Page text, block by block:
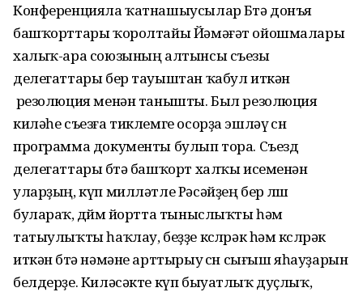
Конференцияла ҡатнашыусылар Бөтә донъя
башҡорттары ҡоролтайы Йәмәғәт ойошмалары
халыҡ-ара союзының алтынсы съезы
делегаттары бер тауыштан ҡабул иткән
резолюция менән танышты. Был резолюция
киләһе съезға тиклемге осорҙа эшләү өсөн
программа документы булып тора. Съезд
делегаттары бөтә башҡорт халҡы исеменән
уларҙың, күп милләтле Рәсәйҙең бер өлөшө
булараҡ, дөйөм йортта тыныслыҡты һәм
татыулыҡты һаҡлау, беҙҙе көслөрәк һәм көслөрәк
иткән бөтә нәмәне арттырыу өсөн сығыш яһауҙарын
белдерҙе. Киләсәкте күп быуатлыҡ дуҫлыҡ,